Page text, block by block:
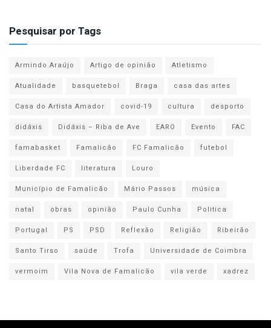
Pesquisar por Tags
Armindo Araújo Artigo de opinião
Atletismo
Atualidade
basquetebol Braga
casa das artes
Casa do Artista Amador
covid-19 cultura
desporto
didáxis
Didáxis – Riba de Ave EARO Evento
FAC
famabasket
Famalicão FC Famalicão
futebol
Liberdade FC
literatura
Louro
Município de Famalicão
Mário Passos
música
natal
obras opinião Paulo Cunha
Politica
Portugal
PS PSD Reflexão Religião
Ribeirão
Santo Tirso
saúde Trofa
Universidade de Coimbra
vermoim
Vila Nova de Famalicão vila verde xadrez